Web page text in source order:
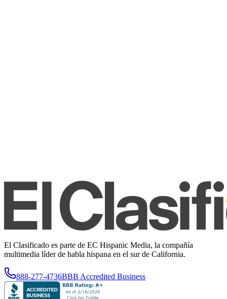
El Clasificado es parte de EC Hispanic Media, la compañía
multimedia líder de habla hispana en el sur de California.
888-277-4736BBB Accredited Business